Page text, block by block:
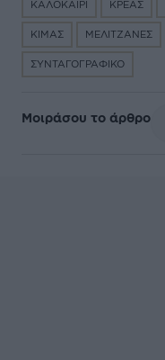
ΚΑΛΟΚΑΙΡΙ ΚΡΕΑΣ
ΚΙΜΑΣ ΜΕΛΙΤΖΑΝΕΣ
ΣΥΝΤΑΓΟΓΡΑΦΙΚΟ
Μοιράσου το άρθρο